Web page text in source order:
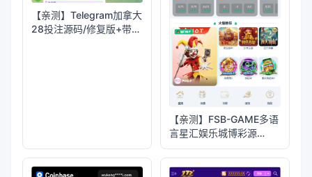
【亲测】Telegram加拿大
28投注源码/修复版+带搭
【亲测】FSB-GAME多语
言星汇娱乐城博彩源
码/TG机器人+TG小程序